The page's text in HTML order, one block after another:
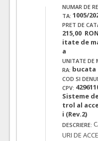
NUMAR DE
TA: 1005/
PRET DE
215,00
itate de
a
UNITATE DE
RA: bucata
COD SI
CPV:
Sisteme
trol al
i (Rev.2)
DESCRIERE:
URI DE